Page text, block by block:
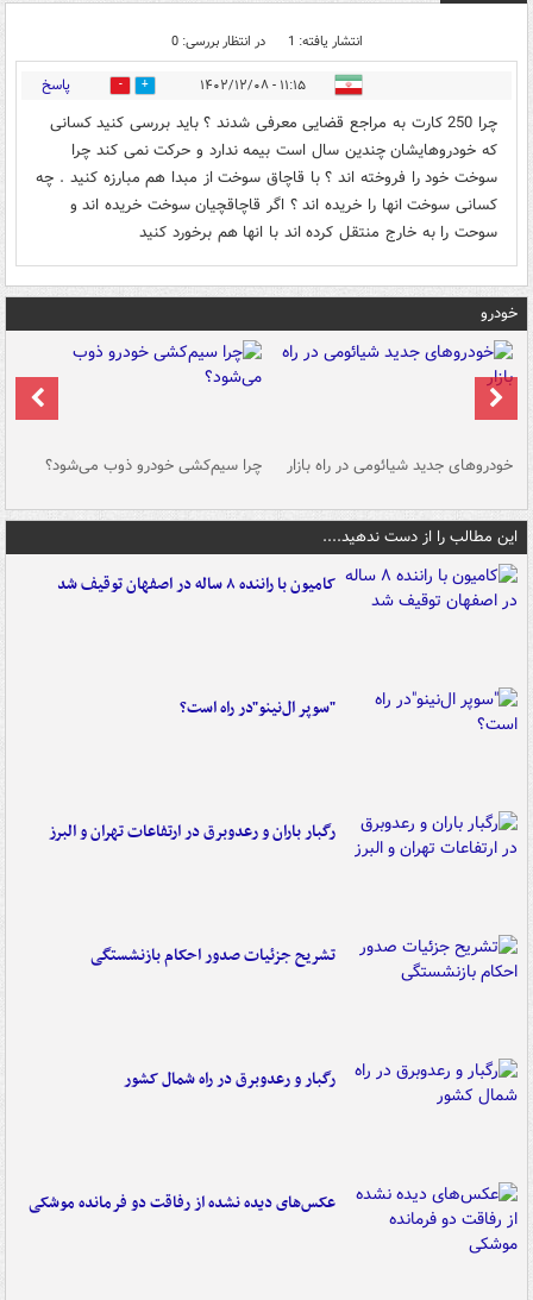
انتشار یافته: 1 در انتظار بررسی: 0
۱۱:۱۵ - ۱۴۰۲/۱۲/۰۸ 0 پاسخ
چرا 250 کارت به مراجع قضایی معرفی شدند ؟ باید بررسی کنید کسانی
که خودروهایشان چندین سال است بیمه ندارد و حرکت نمی کند چرا
سوخت خود را فروخته اند ؟ با قاچاق سوخت از مبدا هم مبارزه کنید . چه
کسانی سوخت انها را خریده اند ؟ اگر قاچاقچیان سوخت خریده اند و
سوحت را به خارج منتقل کرده اند با انها هم برخورد کنید
خودرو
خودروهای جدید شیائومی در راه بازار چرا سیم‌کشی خودرو ذوب می‌شود؟
این مطالب را از دست ندهید....
کامیون با راننده ۸ ساله در اصفهان توقیف شد
"سوپر ال‌نینو"در راه است؟
رگبار باران و رعدوبرق در ارتفاعات تهران و البرز
تشریح جزئیات صدور احکام بازنشستگی
رگبار و رعدوبرق در راه شمال کشور
عکس‌های دیده نشده از رفاقت دو فرمانده‌ موشکی